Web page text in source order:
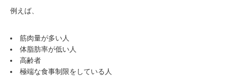
例えば、
筋肉量が多い人
体脂肪率が低い人
高齢者
極端な食事制限をしている人